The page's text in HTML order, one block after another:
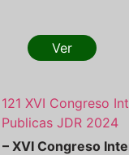
Ver
XVI Congreso